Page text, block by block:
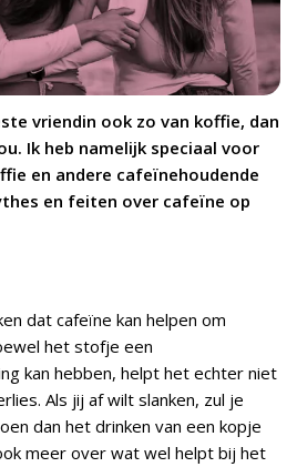
vriendin ook zo van koffie, dan
Ik heb namelijk speciaal voor
en andere cafeïnehoudende
en feiten over cafeïne op
dat cafeïne kan helpen om
het stofje een
kan hebben, helpt het echter niet
Als jij af wilt slanken, zul je
dan het drinken van een kopje
meer over wat wel helpt bij het